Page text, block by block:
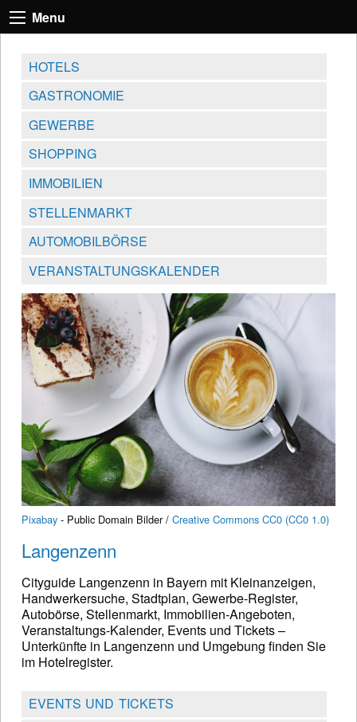
Menu
HOTELS
GASTRONOMIE
GEWERBE
SHOPPING
IMMOBILIEN
STELLENMARKT
AUTOMOBILBÖRSE
VERANSTALTUNGSKALENDER
Pixabay - Public Domain Bilder / Creative Commons CC0 (CC0 1.0)
Langenzenn
Cityguide Langenzenn in Bayern mit Kleinanzeigen,
Handwerkersuche, Stadtplan, Gewerbe-Register,
Autobörse, Stellenmarkt, Immobilien-Angeboten,
Veranstaltungs-Kalender, Events und Tickets –
Unterkünfte in Langenzenn und Umgebung finden Sie
im Hotelregister.
EVENTS UND TICKETS